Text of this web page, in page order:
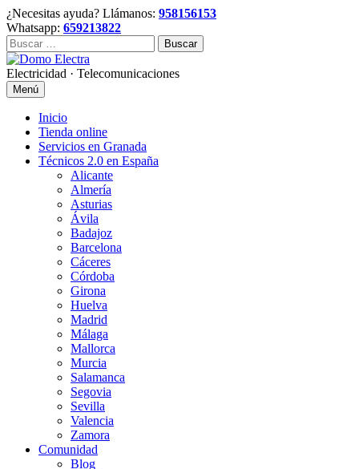
Skip
to
content
¿Necesitas ayuda? Llámanos: 958156153
Whatsapp: 659213822
Buscar:
Electricidad · Telecomunicaciones
Menú
Inicio
Tienda online
Servicios en Granada
Técnicos 2.0 en España
Alicante
Almería
Asturias
Ávila
Badajoz
Barcelona
Cáceres
Córdoba
Girona
Huelva
Madrid
Málaga
Mallorca
Murcia
Salamanca
Segovia
Sevilla
Valencia
Zamora
Comunidad
Blog